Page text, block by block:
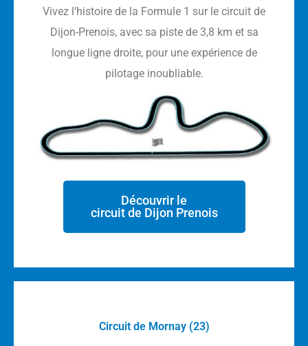
Vivez l’histoire de la Formule 1 sur le circuit de
Dijon-Prenois, avec sa piste de 3,8 km et sa
longue ligne droite, pour une expérience de
pilotage inoubliable.
Découvrir le
circuit de Dijon Prenois
Circuit de Mornay (23)